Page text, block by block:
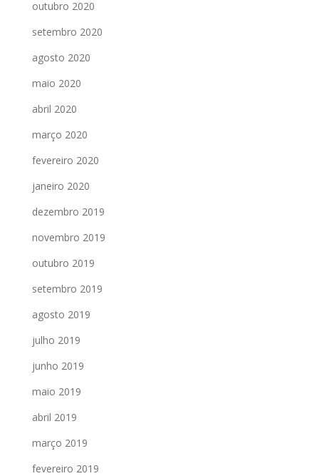
outubro 2020
setembro 2020
agosto 2020
maio 2020
abril 2020
março 2020
fevereiro 2020
janeiro 2020
dezembro 2019
novembro 2019
outubro 2019
setembro 2019
agosto 2019
julho 2019
junho 2019
maio 2019
abril 2019
março 2019
fevereiro 2019